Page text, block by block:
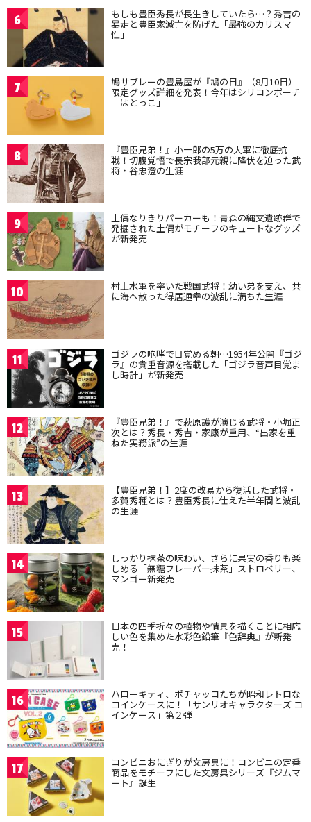
6 もしも豊臣秀長が長生きしていたら…？秀吉の
暴走と豊臣家滅亡を防げた「最強のカリスマ
性」
7 鳩サブレーの豊島屋が『鳩の日』（8月10日）
限定グッズ詳細を発表！今年はシリコンポーチ
「はとっこ」
8 『豊臣兄弟！』小一郎の5万の大軍に徹底抗
戦！切腹覚悟で長宗我部元親に降伏を迫った武
将・谷忠澄の生涯
9 土偶なりきりパーカーも！青森の縄文遺跡群で
発掘された土偶がモチーフのキュートなグッズ
が新発売
10 村上水軍を率いた戦国武将！幼い弟を支え、共
に海へ散った得居通幸の波乱に満ちた生涯
11 ゴジラの咆哮で目覚める朝…1954年公開『ゴジ
ラ』の貴重音源を搭載した「ゴジラ音声目覚ま
し時計」が新発売
12 『豊臣兄弟！』で萩原護が演じる武将・小堀正
次とは？秀長・秀吉・家康が重用、“出家を重
ねた実務派”の生涯
13 【豊臣兄弟！】2度の改易から復活した武将・
多賀秀種とは？豊臣秀長に仕えた半年間と波乱
の生涯
14 しっかり抹茶の味わい、さらに果実の香りも楽
しめる「無糖フレーバー抹茶」ストロベリー、
マンゴー新発売
15 日本の四季折々の植物や情景を描くことに相応
しい色を集めた水彩色鉛筆『色辞典』が新発
売！
16 ハローキティ、ポチャッコたちが昭和レトロな
コインケースに！「サンリオキャラクターズ コ
インケース」第２弾
17 コンビニおにぎりが文房具に！コンビニの定番
商品をモチーフにした文房具シリーズ『ジムマ
ート』誕生